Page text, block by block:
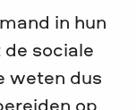
in hun
sociale
weten dus